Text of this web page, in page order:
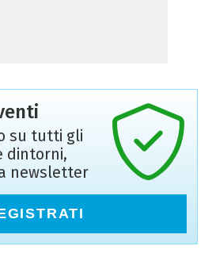
su tutti gli
dintorni,
newsletter